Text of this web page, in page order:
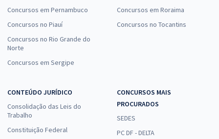
Concursos em Pernambuco
Concursos no Piauí
Concursos no Rio Grande do
Norte
Concursos em Sergipe
Concursos em Roraima
Concursos no Tocantins
CONTEÚDO JURÍDICO
Consolidação das Leis do
Trabalho
Constituição Federal
CONCURSOS MAIS
PROCURADOS
SEDES
PC DF - DELTA